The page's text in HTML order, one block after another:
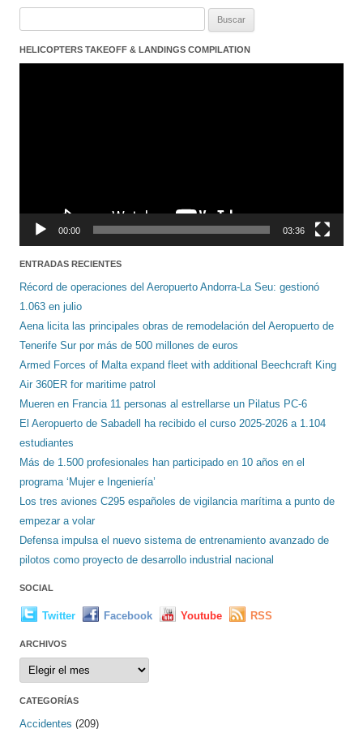
HELICOPTERS TAKEOFF & LANDINGS COMPILATION
00:00 03:36
ENTRADAS RECIENTES
Récord de operaciones del Aeropuerto Andorra-La Seu: gestionó
1.063 en julio
Aena licita las principales obras de remodelación del Aeropuerto de
Tenerife Sur por más de 500 millones de euros
Armed Forces of Malta expand fleet with additional Beechcraft King
Air 360ER for maritime patrol
Mueren en Francia 11 personas al estrellarse un Pilatus PC-6
El Aeropuerto de Sabadell ha recibido el curso 2025-2026 a 1.104
estudiantes
Más de 1.500 profesionales han participado en 10 años en el
programa ‘Mujer e Ingeniería’
Los tres aviones C295 españoles de vigilancia marítima a punto de
empezar a volar
Defensa impulsa el nuevo sistema de entrenamiento avanzado de
pilotos como proyecto de desarrollo industrial nacional
SOCIAL
Twitter Facebook Youtube RSS
ARCHIVOS
Archivos
CATEGORÍAS
Accidentes (209)